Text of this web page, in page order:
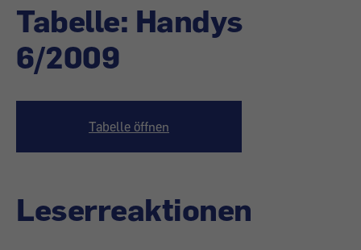
Tabelle: Handys
6/2009
Tabelle öffnen
Leserreaktionen